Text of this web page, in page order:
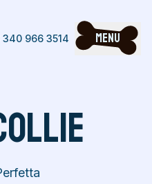
340 966 3514 Menu